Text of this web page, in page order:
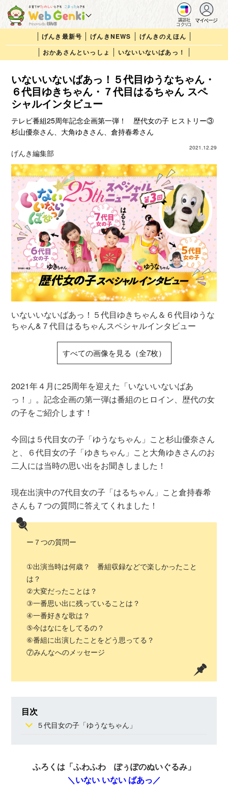
講談社
コクリコ
マイページ
げんき最新号 げんきNEWS
げんきのえほん
おかあさんといっしょ
いないいないばあっ！
いないいないばあっ！５代目ゆうなちゃん・
６代目ゆきちゃん・７代目はるちゃん スペ
シャルインタビュー
テレビ番組25周年記念企画第一弾！ 歴代女の子 ヒストリー③
杉山優奈さん、大角ゆきさん、倉持春希さん
2021.12.29
げんき編集部
いないいないばあっ！５代目ゆきちゃん＆６代目ゆうな
ちゃん&７代目はるちゃんスペシャルインタビュー
すべての画像を見る（全7枚）
2021年４月に25周年を迎えた「いないいないばあ
っ！」。記念企画の第一弾は番組のヒロイン、歴代の女
の子をご紹介します！
今回は５代目女の子「ゆうなちゃん」こと杉山優奈さん
と、６代目女の子「ゆきちゃん」こと大角ゆきさんのお
二人には当時の思い出をお聞きしました！
現在出演中の7代目女の子「はるちゃん」こと倉持春希
さんも７つの質問に答えてくれました！
ー７つの質問ー
①出演当時は何歳？ 番組収録などで楽しかったこと
は？
②大変だったことは？
③一番思い出に残っていることは？
④一番好きな歌は？
⑤今はなにをしてるの？
⑥番組に出演したことをどう思ってる？
⑦みんなへのメッセージ
目次
５代目女の子「ゆうなちゃん」
ふろくは「ふわふわ ぽぅぽのぬいぐるみ」
＼いない いない ばあっ／